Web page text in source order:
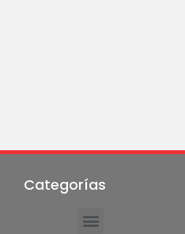
Categorías